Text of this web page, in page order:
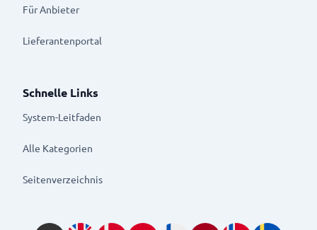
Für Anbieter
Lieferantenportal
Schnelle Links
System-Leitfaden
Alle Kategorien
Seitenverzeichnis